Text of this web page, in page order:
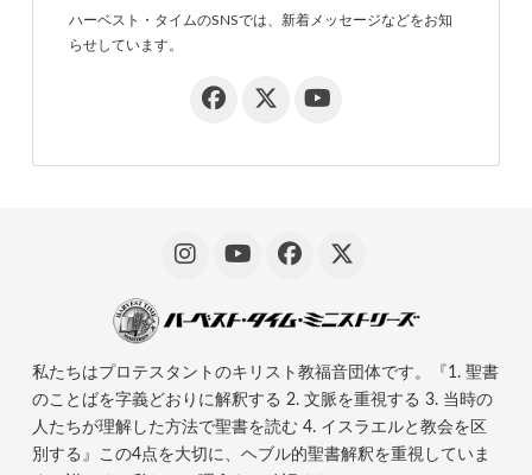
ハーベスト・タイムのSNSでは、新着メッセージなどをお知
らせしています。
私たちはプロテスタントのキリスト教福音団体です。『1. 聖書
のことばを字義どおりに解釈する 2. 文脈を重視する 3. 当時の
人たちが理解した方法で聖書を読む 4. イスラエルと教会を区
別する』この4点を大切に、ヘブル的聖書解釈を重視していま